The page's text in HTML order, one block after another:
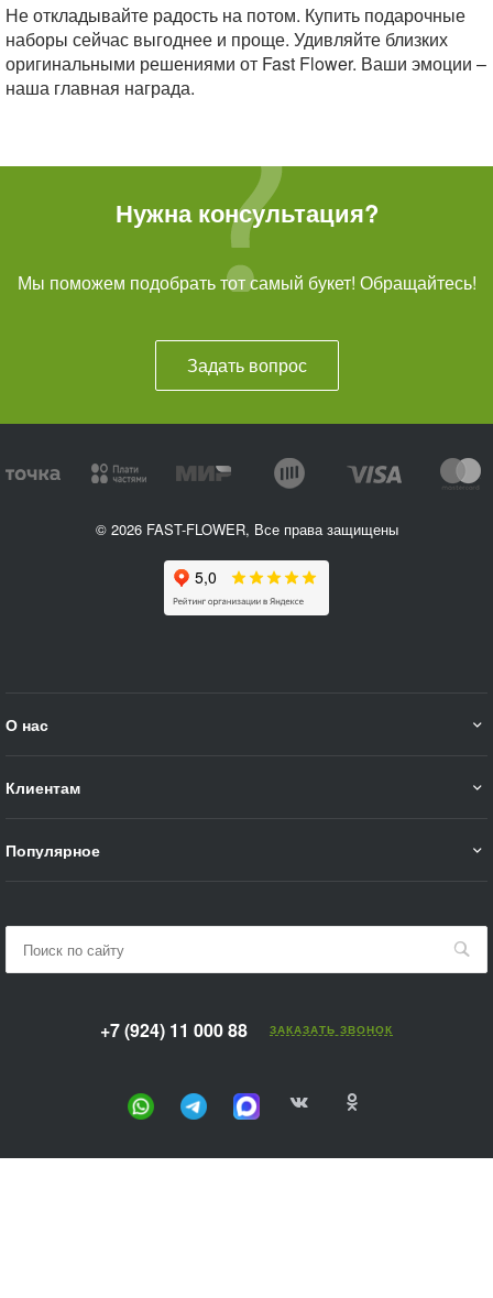
Не откладывайте радость на потом. Купить подарочные
наборы сейчас выгоднее и проще. Удивляйте близких
оригинальными решениями от Fast Flower. Ваши эмоции –
наша главная награда.
Нужна консультация?
Мы поможем подобрать тот самый букет! Обращайтесь!
Задать вопрос
© 2026 FAST-FLOWER, Все права защищены
О нас
Клиентам
Популярное
+7 (924) 11 000 88 ЗАКАЗАТЬ ЗВОНОК